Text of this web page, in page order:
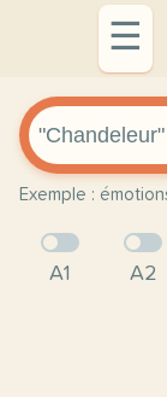
☰
Exemple :
A1 A2